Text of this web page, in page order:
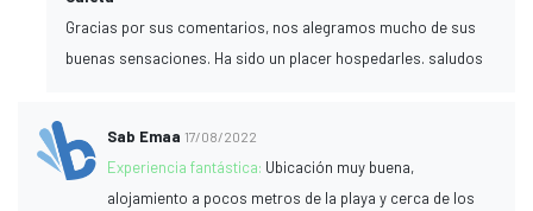
Gracias por sus comentarios, nos alegramos mucho de sus
buenas sensaciones. Ha sido un placer hospedarles. saludos
Sab Emaa 17/08/2022
Experiencia fantástica: Ubicación muy buena,
alojamiento a pocos metros de la playa y cerca de los